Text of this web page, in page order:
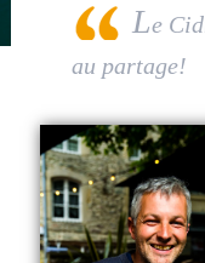
Le
au partage!